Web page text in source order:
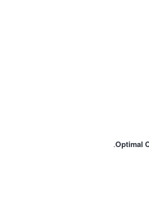
Optimal